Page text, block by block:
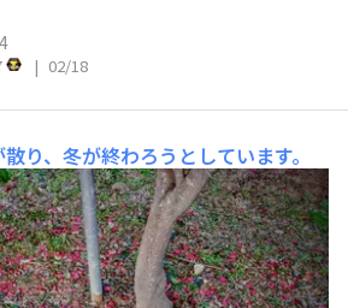
| 02/18
り、冬が終わろうとしています。